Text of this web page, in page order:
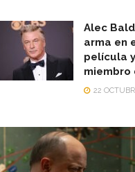
Alec
arma en
película
miembro
22